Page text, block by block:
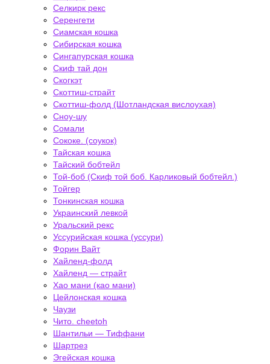
Селкирк рекс
Серенгети
Сиамская кошка
Сибирская кошка
Сингапурская кошка
Скиф тай дон
Скогкэт
Скоттиш-страйт
Скоттиш-фолд (Шотландская вислоухая)
Сноу-шу
Сомали
Сококе. (соукок)
Тайская кошка
Тайский бобтейл
Той-боб (Скиф той боб. Карликовый бобтейл.)
Тойгер
Тонкинская кошка
Украинский левкой
Уральский рекс
Уссурийская кошка (уссури)
Форин Вайт
Хайленд-фолд
Хайленд — страйт
Хао мани (као мани)
Цейлонская кошка
Чаузи
Чито. cheetoh
Шантильи — Тиффани
Шартрез
Эгейская кошка